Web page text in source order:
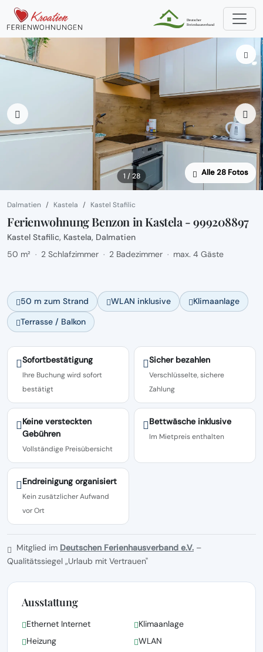
1 / 28 Alle 28 Fotos
Dalmatien Kastela Kastel Stafilic
Ferienwohnung Benzon in Kastela - 999208897
Kastel Stafilic, Kastela, Dalmatien
50 m² · 2 Schlafzimmer · 2 Badezimmer · max. 4 Gäste
50 m zum Strand WLAN inklusive
Klimaanlage
Terrasse / Balkon
Sofortbestätigung
Ihre Buchung wird sofort
bestätigt
Sicher bezahlen
Verschlüsselte, sichere
Zahlung
Keine versteckten
Gebühren
Vollständige Preisübersicht
Bettwäsche inklusive
Im Mietpreis enthalten
Endreinigung organisiert
Kein zusätzlicher Aufwand
vor Ort
Mitglied im Deutschen Ferienhausverband e.V. –
Qualitätssiegel „Urlaub mit Vertrauen"
Ausstattung
Ethernet Internet
Klimaanlage
Heizung
WLAN